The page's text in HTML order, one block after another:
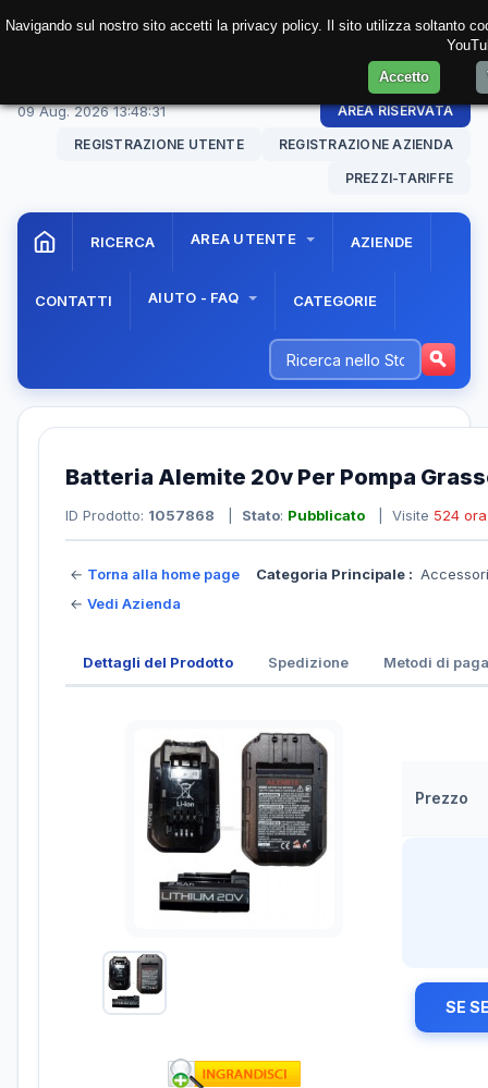
09 Aug. 202613:48:31 AREA RISERVATA
REGISTRAZIONE UTENTE REGISTRAZIONE AZIENDA
PREZZI-TARIFFE
RICERCA AREA UTENTE AZIENDE
CONTATTI AIUTO - FAQ CATEGORIE
Batteria Alemite 20v Per Pompa
ID Prodotto: 1057868 Stato: Pubblicato | Visite 524 ora
← Torna alla home page
← Vedi Azienda
Categoria Principale :
Dettagli del Prodotto Spedizione Metodi di
Prezzo
SE
Navigando sul nostro sito accetti la privacy policy. Il sito utilizza soltanto
Accetto